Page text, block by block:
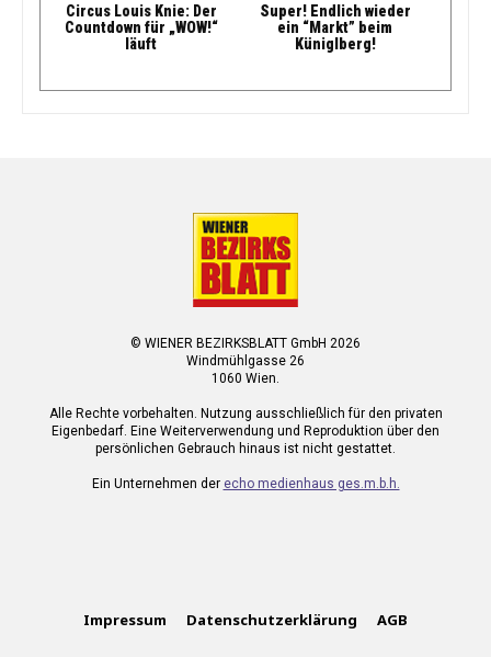
Circus Louis Knie: Der
Countdown für „WOW!“
läuft
Super! Endlich wieder
ein “Markt” beim
Küniglberg!
© WIENER BEZIRKSBLATT GmbH 2026
Windmühlgasse 26
1060 Wien.
Alle Rechte vorbehalten. Nutzung ausschließlich für den privaten
Eigenbedarf. Eine Weiterverwendung und Reproduktion über den
persönlichen Gebrauch hinaus ist nicht gestattet.
Ein Unternehmen der echo medienhaus ges.m.b.h.
Impressum Datenschutzerklärung AGB